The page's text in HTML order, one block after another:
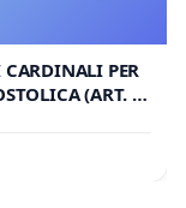
PER
(ART. 3